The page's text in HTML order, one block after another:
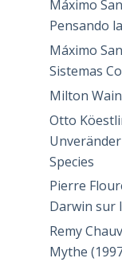
Máximo
Pensando
Máximo
Sistemas
Milton
Otto
Species
Pierre
Darwin sur
Remy
Mythe